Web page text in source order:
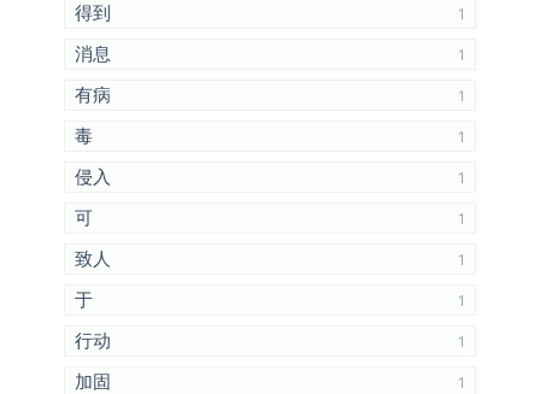
得到 1
消息 1
有病 1
毒 1
侵入 1
可 1
致人 1
于 1
行动 1
加固 1